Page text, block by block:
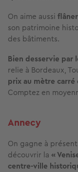
On aime aussi
son patrimoine
des bâtiments.
Bien desservie par
relie à Bordeaux,
prix au mètre carré
Comptez en
Annecy
On gagne à
découvrir la «
centre-ville